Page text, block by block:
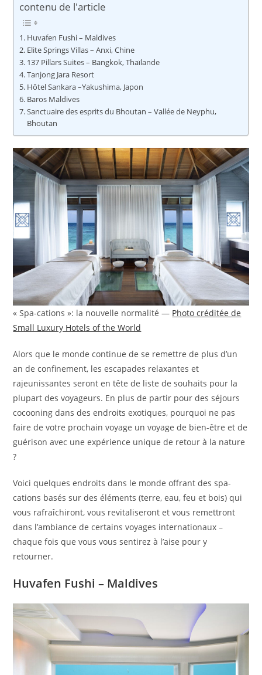
contenu de l'article
Huvafen Fushi – Maldives
Elite Springs Villas – Anxi, Chine
137 Pillars Suites – Bangkok, Thaïlande
Tanjong Jara Resort
Hôtel Sankara –Yakushima, Japon
Baros Maldives
Sanctuaire des esprits du Bhoutan – Vallée de Neyphu,
Bhoutan
« Spa-cations »: la nouvelle normalité — Photo créditée de
Small Luxury Hotels of the World
Alors que le monde continue de se remettre de plus d’un
an de confinement, les escapades relaxantes et
rajeunissantes seront en tête de liste de souhaits pour la
plupart des voyageurs. En plus de partir pour des séjours
cocooning dans des endroits exotiques, pourquoi ne pas
faire de votre prochain voyage un voyage de bien-être et de
guérison avec une expérience unique de retour à la nature
?
Voici quelques endroits dans le monde offrant des spa-
cations basés sur des éléments (terre, eau, feu et bois) qui
vous rafraîchiront, vous revitaliseront et vous remettront
dans l’ambiance de certains voyages internationaux –
chaque fois que vous vous sentirez à l’aise pour y
retourner.
Huvafen Fushi – Maldives